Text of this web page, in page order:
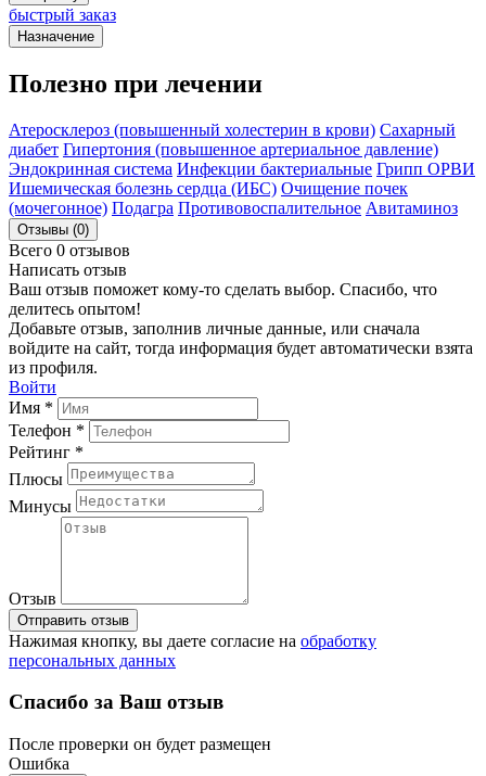
быстрый заказ
Назначение
Полезно при лечении
Атеросклероз (повышенный холестерин в крови) Сахарный
диабет Гипертония (повышенное артериальное давление)
Эндокринная система Инфекции бактериальные Грипп ОРВИ
Ишемическая болезнь сердца (ИБС) Очищение почек
(мочегонное) Подагра Противовоспалительное Авитаминоз
Отзывы (0)
Всего 0 отзывов
Написать отзыв
Ваш отзыв поможет кому-то сделать выбор. Спасибо, что
делитесь опытом!
Добавьте отзыв, заполнив личные данные, или сначала
войдите на сайт, тогда информация будет автоматически взята
из профиля.
Войти
Имя *
Телефон *
Рейтинг *
Плюсы
Минусы
Отзыв
Отправить отзыв
Нажимая кнопку, вы даете согласие на обработку
персональных данных
Спасибо за Ваш отзыв
После проверки он будет размещен
Ошибка